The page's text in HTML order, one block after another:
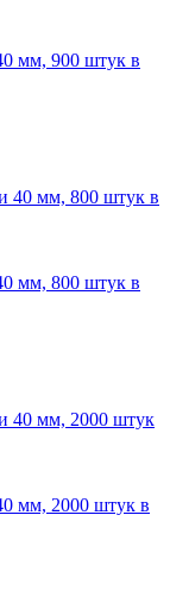
мм, 900 штук в
мм, 800 штук в
мм, 2000 штук в